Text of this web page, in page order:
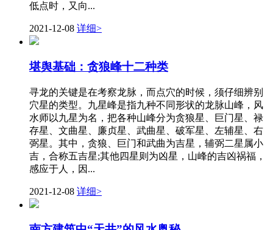
低点时，又向...
2021-12-08 详细>
堪舆基础：贪狼峰十二种类
寻龙的关键是在考察龙脉，而点穴的时候，须仔细辨别
穴星的类型。九星峰是指九种不同形状的龙脉山峰，风
水师以九星为名，把各种山峰分为贪狼星、巨门星、禄
存星、文曲星、廉贞星、武曲星、破军星、左辅星、右
弼星。其中，贪狼、巨门和武曲为吉星，辅弼二星属小
吉，合称五吉星;其他四星则为凶星，山峰的吉凶祸福，
感应于人，因...
2021-12-08 详细>